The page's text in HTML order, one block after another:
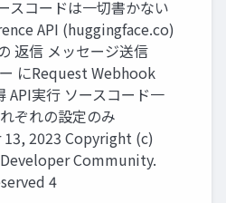
スコードは一切書かない
API (huggingface.co)
返信 メッセージ送信
にRequest Webhook
API実行 ソースコード一
ぞれの設定のみ
2023 Copyright (c)
Community.
4